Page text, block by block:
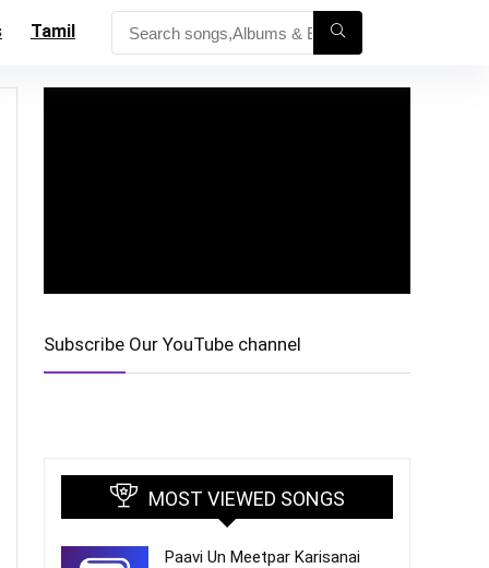
Tamil
Subscribe Our YouTube channel
MOST VIEWED SONGS
Paavi Un Meetpar Karisanai